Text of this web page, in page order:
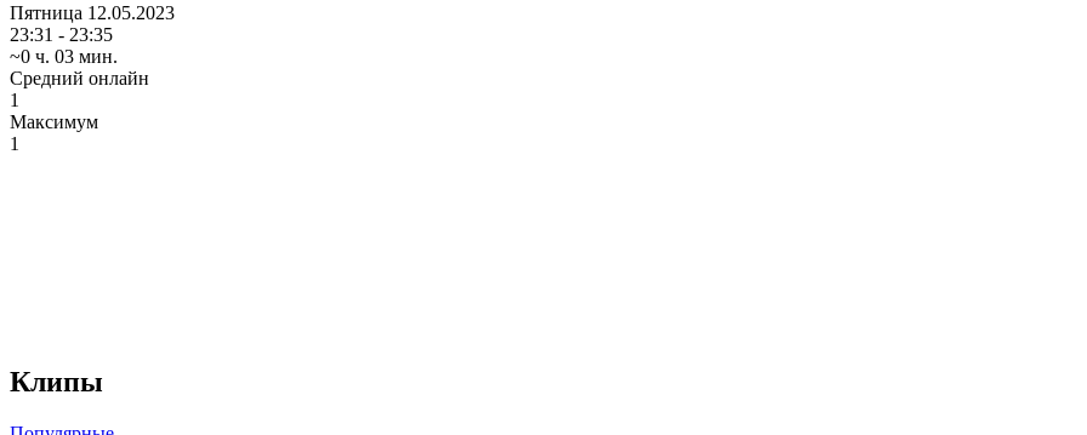
Пятница 12.05.2023
23:31 - 23:35
~0 ч. 03 мин.
Средний онлайн
1
Максимум
1
Клипы